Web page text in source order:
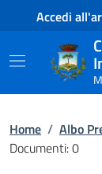
Contenuto principale
Piede di pagina
Accedi
Home / Albo
Documenti: 0